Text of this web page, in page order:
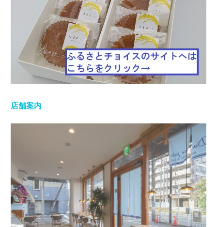
店舗案内